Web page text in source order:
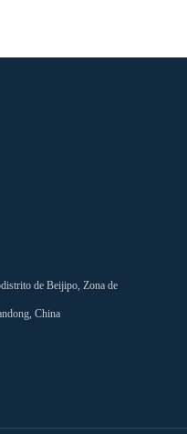
de Beijipo, Zona de
China